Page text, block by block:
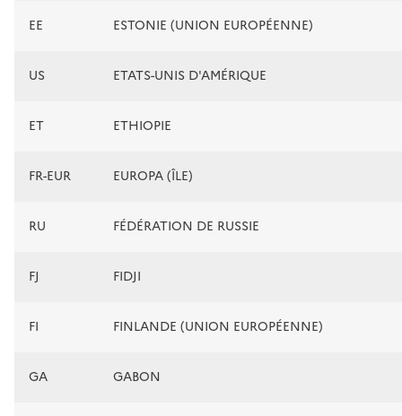
EE ESTONIE (UNION EUROPÉENNE)
US ETATS-UNIS D'AMÉRIQUE
ET ETHIOPIE
FR-EUR EUROPA (ÎLE)
RU FÉDÉRATION DE RUSSIE
FJ FIDJI
FI FINLANDE (UNION EUROPÉENNE)
GA GABON